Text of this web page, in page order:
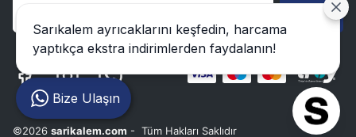
Gönder
©2026 sarikalem.com - Tüm Hakları Saklıdır
Bize Ulaşın
Sarıkalem ayrıcaklarını keşfedin, harcama
yaptıkça ekstra indirimlerden faydalanın!